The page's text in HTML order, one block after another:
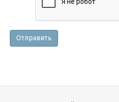
уточнения
Отправить